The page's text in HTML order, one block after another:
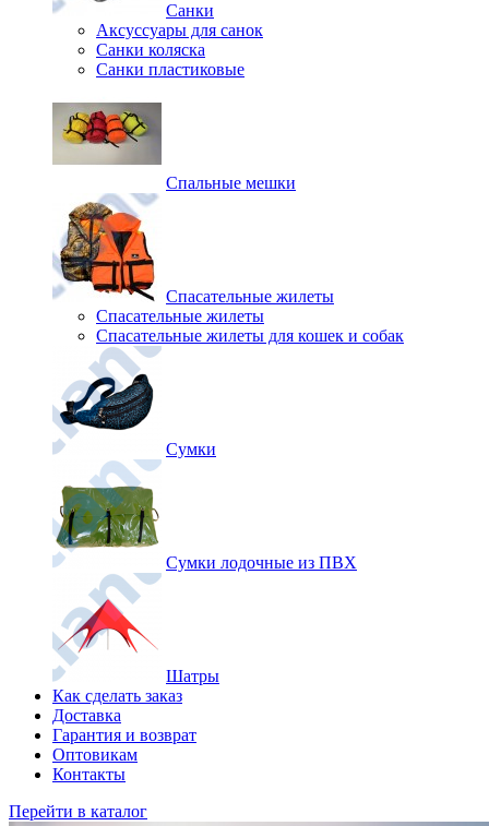
Санки
Аксуссуары для санок
Санки коляска
Санки пластиковые
Спальные мешки
Спасательные жилеты
Спасательные жилеты
Спасательные жилеты для кошек и собак
Сумки
Сумки лодочные из ПВХ
Шатры
Как сделать заказ
Доставка
Гарантия и возврат
Оптовикам
Контакты
Перейти в каталог